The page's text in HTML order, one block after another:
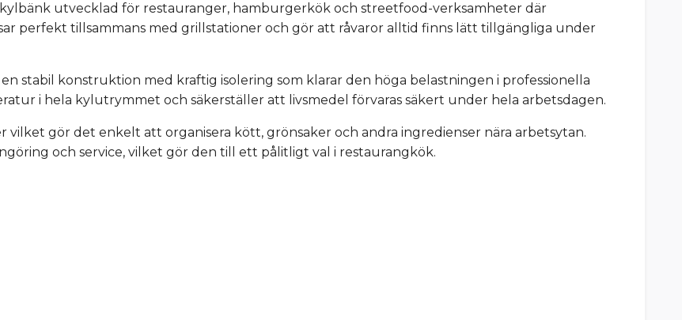
utvecklad för restauranger, hamburgerkök och streetfood-verksamheter där
perfekt tillsammans med grillstationer och gör att råvaror alltid finns lätt tillgängliga under
stabil konstruktion med kraftig isolering som klarar den höga belastningen i professionella
i hela kylutrymmet och säkerställer att livsmedel förvaras säkert under hela arbetsdagen.
vilket gör det enkelt att organisera kött, grönsaker och andra ingredienser nära arbetsytan.
och service, vilket gör den till ett pålitligt val i restaurangkök.